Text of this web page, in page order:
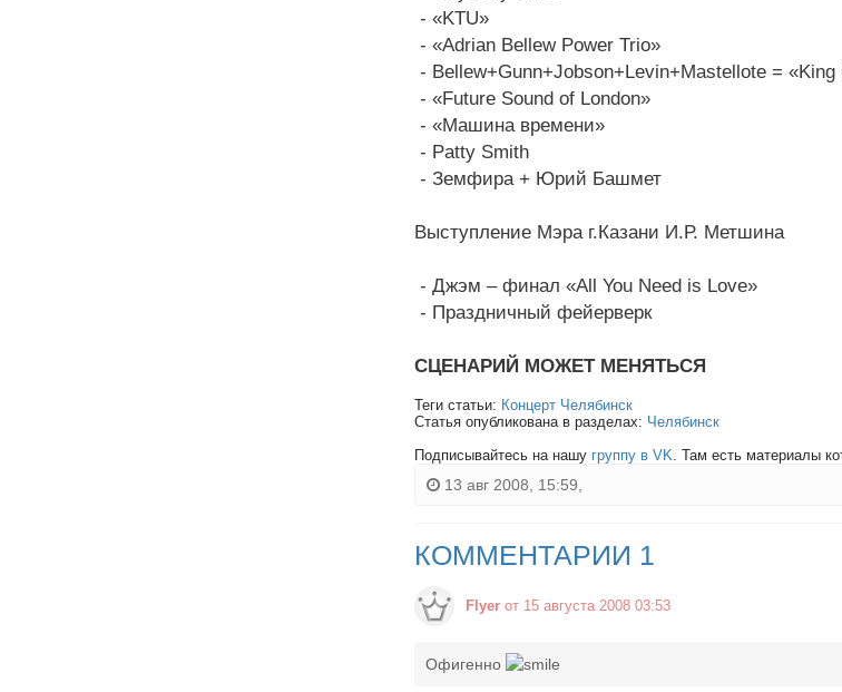
- «KTU»
- «Adrian Bellew Power Trio»
- Bellew+Gunn+Jobson+Levin+Mastellote =
- «Future Sound of London»
- «Машина времени»
- Patty Smith
- Земфира + Юрий Башмет
Выступление Мэра г.Казани И.Р. Метшина
- Джэм – финал «All You Need is Love»
- Праздничный фейерверк
СЦЕНАРИЙ МОЖЕТ МЕНЯТЬСЯ
Теги статьи: Концерт Челябинск
Статья опубликована в разделах: Челябинск
Подписывайтесь на нашу группу в VK . Там есть материалы
13 авг 2008, 15:59,
КОММЕНТАРИИ 1
Flyer от 15 августа 2008 03:53
Офигенно